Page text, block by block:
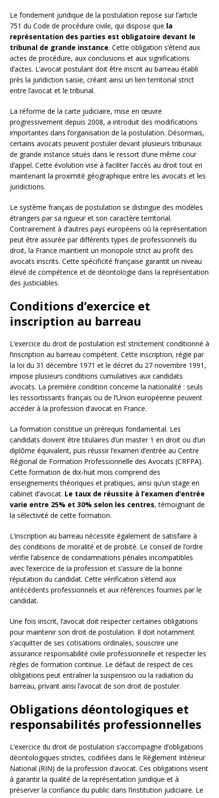
Le fondement juridique de la postulation repose sur l’article
751 du Code de procédure civile, qui dispose que la
représentation des parties est obligatoire devant le
tribunal de grande instance. Cette obligation s’étend aux
actes de procédure, aux conclusions et aux significations
d’actes. L’avocat postulant doit être inscrit au barreau établi
près la juridiction saisie, créant ainsi un lien territorial strict
entre l’avocat et le tribunal.
La réforme de la carte judiciaire, mise en œuvre
progressivement depuis 2008, a introduit des modifications
importantes dans l’organisation de la postulation. Désormais,
certains avocats peuvent postuler devant plusieurs tribunaux
de grande instance situés dans le ressort d’une même cour
d’appel. Cette évolution vise à faciliter l’accès au droit tout en
maintenant la proximité géographique entre les avocats et les
juridictions.
Le système français de postulation se distingue des modèles
étrangers par sa rigueur et son caractère territorial.
Contrairement à d’autres pays européens où la représentation
peut être assurée par différents types de professionnels du
droit, la France maintient un monopole strict au profit des
avocats inscrits. Cette spécificité française garantit un niveau
élevé de compétence et de déontologie dans la représentation
des justiciables.
Conditions d’exercice et
inscription au barreau
L’exercice du droit de postulation est strictement conditionné à
l’inscription au barreau compétent. Cette inscription, régie par
la loi du 31 décembre 1971 et le décret du 27 novembre 1991,
impose plusieurs conditions cumulatives aux candidats
avocats. La première condition concerne la nationalité : seuls
les ressortissants français ou de l’Union européenne peuvent
accéder à la profession d’avocat en France.
La formation constitue un prérequis fondamental. Les
candidats doivent être titulaires d’un master 1 en droit ou d’un
diplôme équivalent, puis réussir l’examen d’entrée au Centre
Régional de Formation Professionnelle des Avocats (CRFPA).
Cette formation de dix-huit mois comprend des
enseignements théoriques et pratiques, ainsi qu’un stage en
cabinet d’avocat. Le taux de réussite à l’examen d’entrée
varie entre 25% et 30% selon les centres, témoignant de
la sélectivité de cette formation.
L’inscription au barreau nécessite également de satisfaire à
des conditions de moralité et de probité. Le conseil de l’ordre
vérifie l’absence de condamnations pénales incompatibles
avec l’exercice de la profession et s’assure de la bonne
réputation du candidat. Cette vérification s’étend aux
antécédents professionnels et aux références fournies par le
candidat.
Une fois inscrit, l’avocat doit respecter certaines obligations
pour maintenir son droit de postulation. Il doit notamment
s’acquitter de ses cotisations ordinales, souscrire une
assurance responsabilité civile professionnelle et respecter les
règles de formation continue. Le défaut de respect de ces
obligations peut entraîner la suspension ou la radiation du
barreau, privant ainsi l’avocat de son droit de postuler.
Obligations déontologiques et
responsabilités professionnelles
L’exercice du droit de postulation s’accompagne d’obligations
déontologiques strictes, codifiées dans le Règlement Intérieur
National (RIN) de la profession d’avocat. Ces obligations visent
à garantir la qualité de la représentation juridique et à
préserver la confiance du public dans l’institution judiciaire. Le